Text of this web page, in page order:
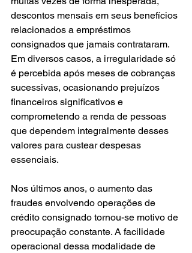
descontos mensais em seus benefícios
relacionados a empréstimos
consignados que jamais contrataram.
Em diversos casos, a irregularidade só
é percebida após meses de cobranças
sucessivas, ocasionando prejuízos
financeiros significativos e
comprometendo a renda de pessoas
que dependem integralmente desses
valores para custear despesas
essenciais.
Nos últimos anos, o aumento das
fraudes envolvendo operações de
crédito consignado tornou-se motivo de
preocupação constante. A facilidade
operacional dessa modalidade de